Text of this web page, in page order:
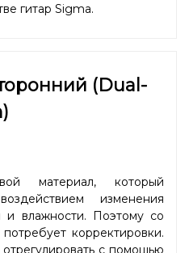
гитар Sigma.
(Dual-
материал, который
изменения
и влажности. Поэтому со
корректировки.
с помощью